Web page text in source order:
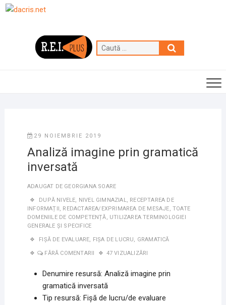
Skip
Caută
…
29 NOIEMBRIE 2019
Analiză imagine prin gramatică
inversată
ADAUGAT DE GEORGIANA SOARE
DUPĂ NIVELE, NIVEL GIMNAZIAL, RECEPTAREA DE
INFORMAȚII, REDACTAREA/EXPRIMAREA DE MESAJE, TOATE
DOMENIILE DE COMPETENȚĂ, UTILIZAREA TERMINOLOGIEI
GENERALE ȘI SPECIFICE
FIȘĂ DE EVALUARE, FIȘA DE LUCRU, GRAMATICĂ
FĂRĂ COMENTARII 47 VIZUALIZĂRI
Denumire resursă: Analiză imagine prin
gramatică inversată
Tip resursă: Fișă de lucru/de evaluare